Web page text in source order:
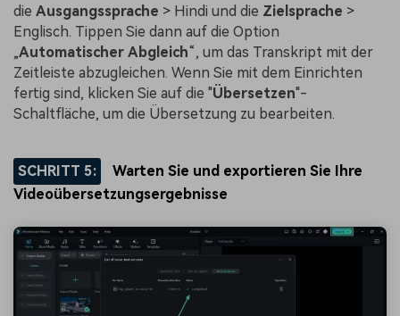
die Ausgangssprache > Hindi und die Zielsprache >
Englisch. Tippen Sie dann auf die Option
„Automatischer Abgleich“, um das Transkript mit der
Zeitleiste abzugleichen. Wenn Sie mit dem Einrichten
fertig sind, klicken Sie auf die "Übersetzen"-
Schaltfläche, um die Übersetzung zu bearbeiten.
SCHRITT 5:
Warten Sie und exportieren Sie Ihre
Videoübersetzungsergebnisse